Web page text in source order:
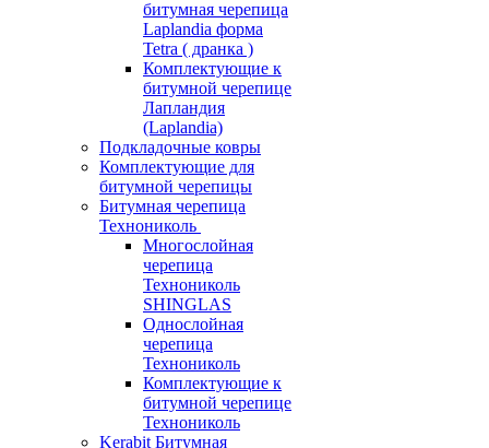
битумная черепица
Laplandia форма
Tetra ( дранка )
Комплектующие к
битумной черепице
Лапландия
(Laplandia)
Подкладочные ковры
Комплектующие для
битумной черепицы
Битумная черепица
Технониколь
Многослойная
черепица
Технониколь
SHINGLAS
Однослойная
черепица
Технониколь
Комплектующие к
битумной черепице
Технониколь
Kerabit Битумная